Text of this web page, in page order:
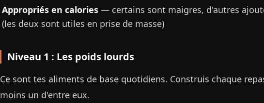
Appropriés en calories — certains sont maigres, d'autres
(les deux sont utiles en prise de masse)
Niveau 1 : Les poids lourds
Ce sont tes aliments de base quotidiens. Construis chaque
moins un d'entre eux.